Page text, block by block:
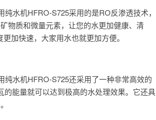
水机HFRO-S725采用的是RO反渗透技术，
物质和微量元素，让您的水更加健康、清
加快速，大家用水也就更加方便。
水机HFRO-S725还采用了一种非常高效的
能量就可以达到极高的水处理效果。它还具